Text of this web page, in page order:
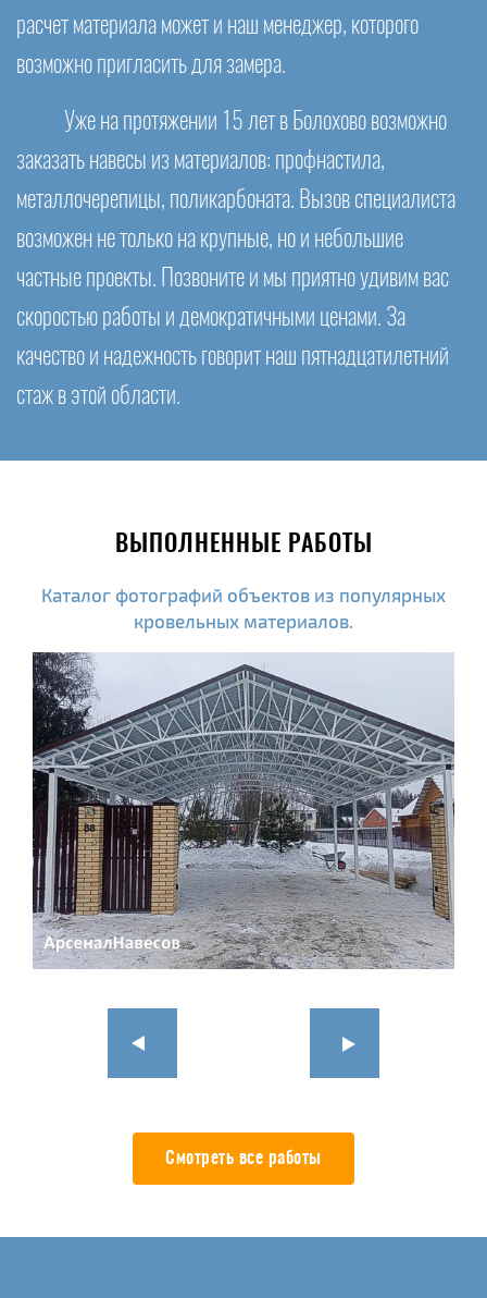
расчет материала может и наш менеджер, которого
возможно пригласить для замера.
Уже на протяжении 15 лет в Болохово возможно
заказать навесы из материалов: профнастила,
металлочерепицы, поликарбоната. Вызов специалиста
возможен не только на крупные, но и небольшие
частные проекты. Позвоните и мы приятно удивим вас
скоростью работы и демократичными ценами. За
качество и надежность говорит наш пятнадцатилетний
стаж в этой области.
ВЫПОЛНЕННЫЕ РАБОТЫ
Каталог фотографий объектов из популярных
кровельных материалов.
Смотреть все работы